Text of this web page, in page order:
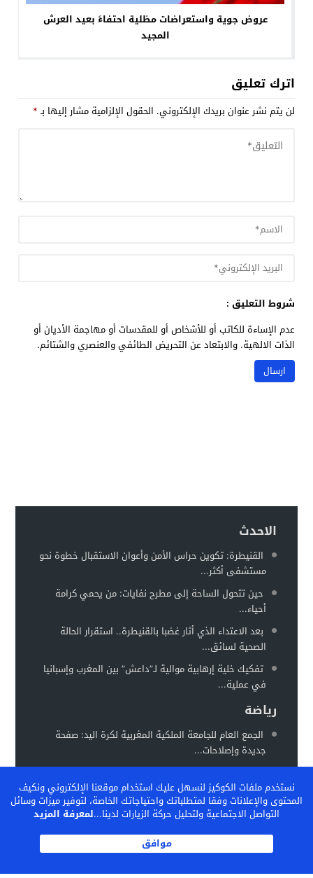
عروض جوية واستعراضات مظلية احتفاءً بعيد العرش
المجيد
اترك تعليق
لن يتم نشر عنوان بريدك الإلكتروني. الحقول الإلزامية مشار إليها بـ*
شروط التعليق :
عدم الإساءة للكاتب أو للأشخاص أو للمقدسات أو مهاجمة الأديان أو
الذات الالهية. والابتعاد عن التحريض الطائفي والعنصري والشتائم.
الاحدث
القنيطرة: تكوين حراس الأمن وأعوان الاستقبال خطوة نحو
مستشفى أكثر...
حين تتحول الساحة إلى مطرح نفايات: من يحمي كرامة
أحياء...
بعد الاعتداء الذي أثار غضبا بالقنيطرة.. استقرار الحالة
الصحية لسائق...
تفكيك خلية إرهابية موالية لـ”داعش” بين المغرب وإسبانيا
في عملية...
رياضة
الجمع العام للجامعة الملكية المغربية لكرة اليد: صفحة
جديدة وإصلاحات...
جديد خلال...
الفيفا تشيد بالنموذج المغربي لتكوين المواهب… والمغرب
الكاف بين تثبيت المكاسب وإعادة رسم خريطة الكرة
نستخدم ملفات الكوكيز لنسهل عليك استخدام موقعنا الإلكتروني ونكيف
المحتوى والإعلانات وفقا لمتطلباتك واحتياجاتك الخاصة، لتوفير ميزات وسائل
التواصل الاجتماعية ولتحليل حركة الزيارات لدينا...لمعرفة المزيد
موافق